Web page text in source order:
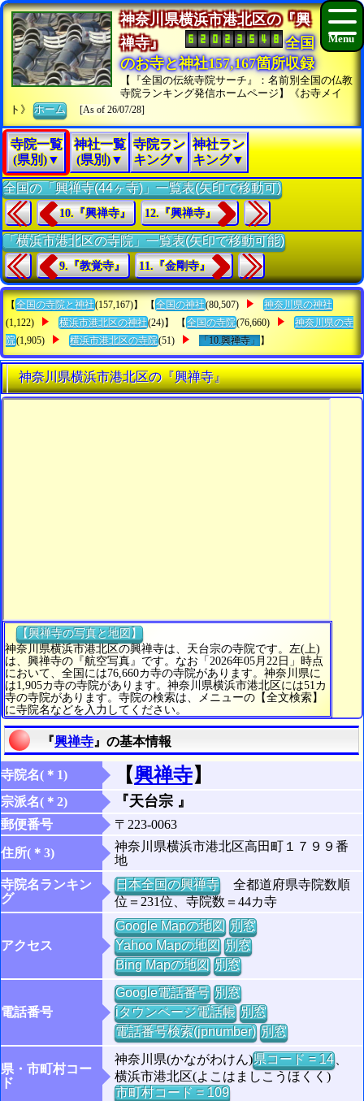
神奈川県横浜市港北区の『興
禅寺』
全国
のお寺と神社157,167箇所収録
【『全国の伝統寺院サーチ』：名前別全国の仏教
寺院ランキング発信ホームページ】《お寺メイ
ト》ホーム [As of 26/07/28]
寺院一覧
(県別)▼
神社一覧
(県別)▼
寺院ラン
キング▼
神社ラン
キング▼
全国の「興禅寺(44ヶ寺)」一覧表(矢印で移動可)
10.『興禅寺』 12.『興禅寺』
「横浜市港北区の寺院」一覧表(矢印で移動可能)
9.『教覚寺』 11.『金剛寺』
【 全国の寺院と神社(157,167)】 【 全国の神社(80,507)
神奈川県の神社
(1,122)
横浜市港北区の神社(24)】 【 全国の寺院(76,660)
神奈川県の寺
院(1,905) 横浜市港北区の寺院(51) 「10.興禅寺」 】
神奈川県横浜市港北区の『興禅寺』
【興禅寺の写真と地図】
神奈川県横浜市港北区の興禅寺は、天台宗の寺院です。左(上)
は、興禅寺の『航空写真』です。なお「2026年05月22日」時点
において、全国には76,660カ寺の寺院があります。神奈川県に
は1,905カ寺の寺院があります。神奈川県横浜市港北区には51カ
寺の寺院があります。寺院の検索は、メニューの【全文検索】
に寺院名などを入力してください。
『興禅寺 』の基本情報
寺院名(＊1) 【興禅寺】
宗派名(＊2) 『天台宗 』
郵便番号 〒223-0063
住所(＊3)
神奈川県横浜市港北区高田町１７９９番
地
寺院名ランキン
グ
日本全国の興禅寺全都道府県寺院数順
位＝231位、寺院数＝44カ寺
アクセス
Google Mapの地図 別窓
Yahoo Mapの地図 別窓
Bing Mapの地図 別窓
電話番号
Google電話番号 別窓
iタウンページ電話帳 別窓
電話番号検索(jpnumber) 別窓
県・市町村コー
ド
神奈川県(かながわけん)県コード = 14、
横浜市港北区(よこはましこうほくく)
市町村コード = 109